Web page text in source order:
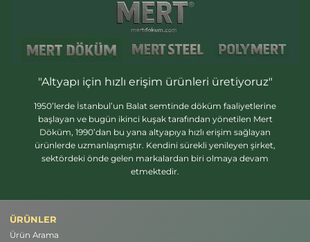
"Altyapı için hızlı erişim ürünleri üretiyoruz"
1950’lerde İstanbul’un Balat semtinde döküm faaliyetlerine
başlayan ve bugün ikinci kuşak tarafından yönetilen Mert
Döküm, 1990’dan bu yana altyapıya hızlı erişim sağlayan
ürünlerde uzmanlaşmıştır. Kendini sürekli yenileyen şirket,
sektördeki önde gelen markalardan biri olmaya devam
etmektedir.
ÜRÜNLER
Ürün Arama